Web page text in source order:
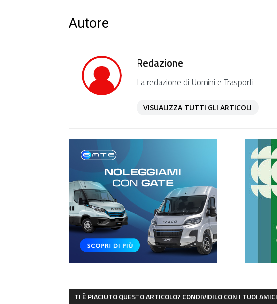
Autore
Redazione
La redazione di Uomini e Trasporti
VISUALIZZA TUTTI GLI ARTICOLI
TI È PIACIUTO QUESTO ARTICOLO? CONDIVIDILO CON I TUOI AMICI